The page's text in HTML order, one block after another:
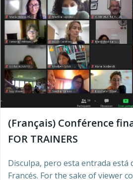
(Français) Conférence
FOR TRAINERS
Disculpa, pero esta entrada está
Francés. For the sake of viewer